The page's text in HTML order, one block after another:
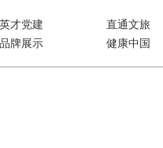
英才党建 直通文旅
品牌展示 健康中国